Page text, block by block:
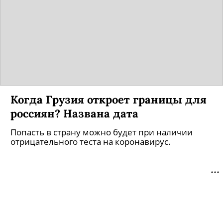
Когда Грузия откроет границы для
россиян? Названа дата
Попасть в страну можно будет при наличии
отрицательного теста на коронавирус.